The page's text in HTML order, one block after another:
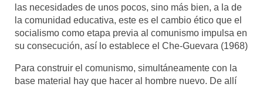
las necesidades de unos pocos, sino más bien, a la de
la comunidad educativa, este es el cambio ético que el
socialismo como etapa previa al comunismo impulsa en
su consecución, así lo establece el Che-Guevara (1968)
Para construir el comunismo, simultáneamente con la
base material hay que hacer al hombre nuevo. De allí